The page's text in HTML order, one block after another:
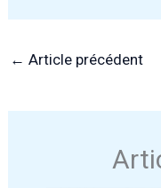
← Article précédent